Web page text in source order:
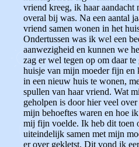
vriend kreeg, ik haar aandacht
overal bij was. Na een aantal
vriend samen wonen in het
Ondertussen was ik wel een
aanwezigheid en kunnen we
zag er wel tegen op om daar
huisje van mijn moeder fijn en
in een nieuw huis te wonen,
spullen van haar vriend. Wat
geholpen is door hier veel
mijn behoeftes waren en hoe
mij fijn voelde. Ik heb dit toen
uiteindelijk samen met mijn
er over gekletst. Dit vond ik